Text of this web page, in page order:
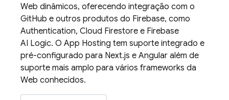
Web dinâmicos, oferecendo integração com o
GitHub e outros produtos do Firebase, como
Authentication, Cloud Firestore e Firebase
AI Logic. O App Hosting tem suporte integrado e
pré-configurado para Next.js e Angular além de
suporte mais amplo para vários frameworks da
Web conhecidos.